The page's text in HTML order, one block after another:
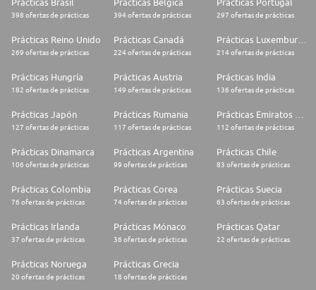
398 ofertas de prácticas 394 ofertas de prácticas 297 ofertas de prácticas
Prácticas Reino Unido
269 ofertas de prácticas
Prácticas Canadá
224 ofertas de prácticas
Prácticas Luxemburgo
214 ofertas de prácticas
Prácticas Hungría
182 ofertas de prácticas
Prácticas Austria
149 ofertas de prácticas
Prácticas India
136 ofertas de prácticas
Prácticas Japón
127 ofertas de prácticas
Prácticas Rumania
117 ofertas de prácticas 112 ofertas de prácticas
Prácticas Dinamarca
106 ofertas de prácticas
Prácticas Argentina
99 ofertas de prácticas
Prácticas Chile
83 ofertas de prácticas
Prácticas Colombia
76 ofertas de prácticas
Prácticas Corea
74 ofertas de prácticas
Prácticas Suecia
63 ofertas de prácticas
Prácticas Irlanda
37 ofertas de prácticas
Prácticas Mónaco
36 ofertas de prácticas
Prácticas Qatar
22 ofertas de prácticas
Prácticas Noruega
20 ofertas de prácticas
Prácticas Grecia
18 ofertas de prácticas